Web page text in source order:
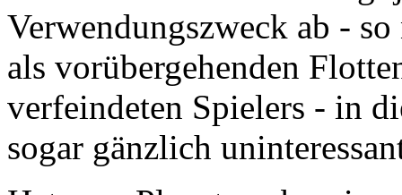
Verwendungszweck ab -
als vorübergehenden
verfeindeten Spielers - in
sogar gänzlich